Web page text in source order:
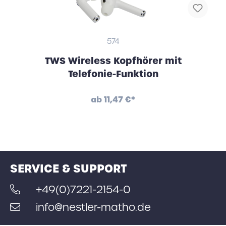
574
TWS Wireless Kopfhörer mit
Telefonie-Funktion
ab11,47 €*
SERVICE & SUPPORT
+49(0)7221-2154-0
info@nestler-matho.de